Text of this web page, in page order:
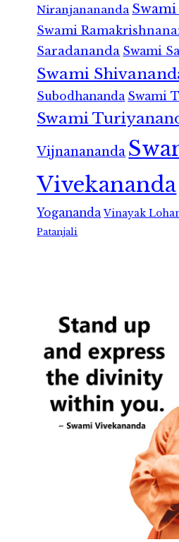
Niranjanananda
Swami
Saradananda Swami
Swami
Subodhananda Swami
Swami
Vijnanananda
Vivekananda
Yogananda Vinayak
Patanjali